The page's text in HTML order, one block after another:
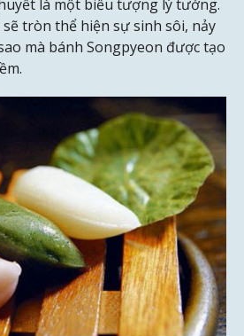
là một biểu tượng lý tưởng.
tròn thể hiện sự sinh sôi, nảy
mà bánh Songpyeon được tạo